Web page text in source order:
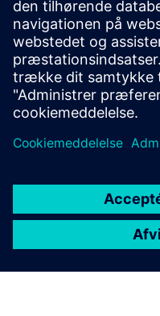
Optimize pricing
competition, and
with an all in one
Få mere at vide